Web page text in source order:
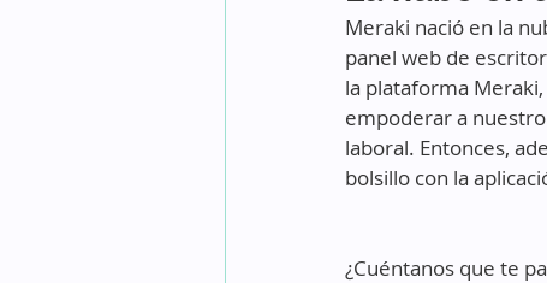
Meraki nació en la
panel web de
la plataforma
empoderar a
laboral. Entonces,
bolsillo con la
¿Cuéntanos que te